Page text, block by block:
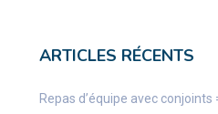
ARTICLES RÉCENTS
Repas d’équipe avec conjoints